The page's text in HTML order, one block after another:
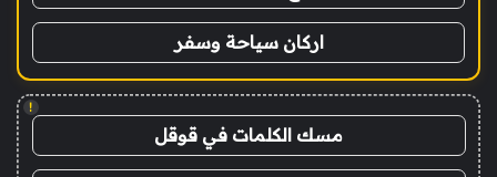
اركان سياحة وسفر
!
مسك الكلمات في قوقل